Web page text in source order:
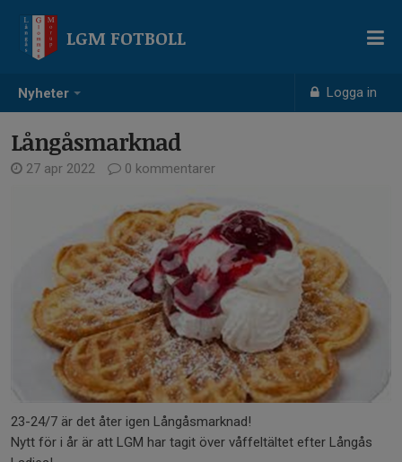
Nyheter Logga in
LGM FOTBOLL
Långåsmarknad
27 apr 2022 0 kommentarer
23-24/7 är det åter igen Långåsmarknad!
Nytt för i år är att LGM har tagit över våffeltältet efter Långås